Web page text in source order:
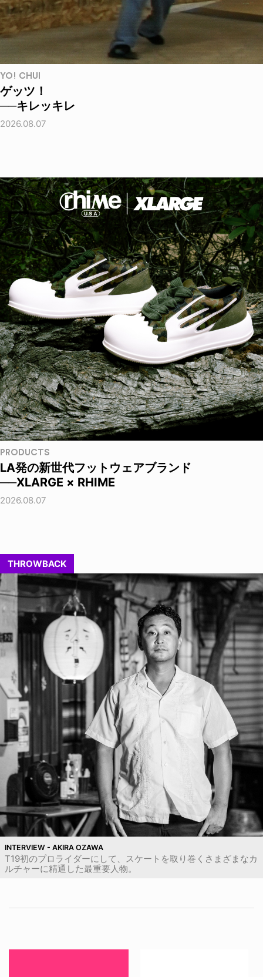
YO! CHUI
ゲッツ！
──キレッキレ
2026.08.07
PRODUCTS
LA発の新世代フットウェアブランド
──XLARGE × RHIME
2026.08.07
THROWBACK
INTERVIEW - AKIRA OZAWA
T19初のプロライダーにして、スケートを取り巻くさまざまなカ
ルチャーに精通した最重要人物。